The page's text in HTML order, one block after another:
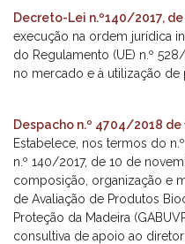
Decreto-Lei n.º140/2017,
execução na ordem jurídica
do Regulamento (UE) n.º
no mercado e à utilização de
Despacho n.º 4704/2018 de
Estabelece, nos termos do
n.º 140/2017, de 10 de
composição, organização e
de Avaliação de Produtos
Proteção da Madeira
consultiva de apoio ao